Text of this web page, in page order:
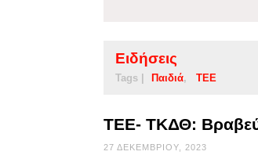
Ειδήσεις
Tags | Παιδιά ΤΕΕ
ΤΕΕ- ΤΚΔΘ:
27 ΔΕΚΕΜΒΡΊΟΥ, 2023